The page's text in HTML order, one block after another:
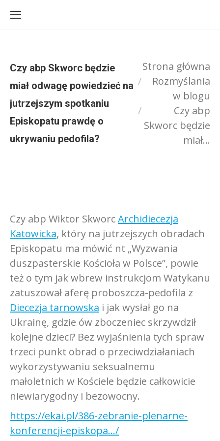
Czy abp Skworc będzie
miał odwagę powiedzieć na
jutrzejszym spotkaniu
Episkopatu prawdę o
ukrywaniu pedofila?
Jesteś tutaj:
Strona główna
Rozmyślania
w blogu
Czy abp
Skworc będzie
miał…
Czy abp Wiktor SkworcArchidiecezja
Katowicka, który na jutrzejszych obradach
Episkopatu ma mówić nt „Wyzwania
duszpasterskie Kościoła w Polsce”, powie
też o tym jak wbrew instrukcjom Watykanu
zatuszował aferę proboszcza-pedofila z
Diecezja tarnowska i jak wysłał go na
Ukrainę, gdzie ów zboczeniec skrzywdził
kolejne dzieci? Bez wyjaśnienia tych spraw
trzeci punkt obrad o przeciwdziałaniach
wykorzystywaniu seksualnemu
małoletnich w Kościele będzie całkowicie
niewiarygodny i bezowocny.
https://ekai.pl/386-zebranie-plenarne-
konferencji-episkopa…/